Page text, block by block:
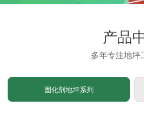
产品
多年专注地坪
固化剂地坪系列